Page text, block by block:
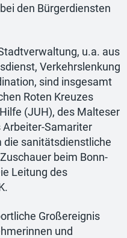
den Bürgerdiensten
u.a. aus
Verkehrslenkung
sind insgesamt
Roten Kreuzes
(JUH), des Malteser
Arbeiter-Samariter
die sanitätsdienstliche
beim Bonn-
Leitung des
Großereignis
und